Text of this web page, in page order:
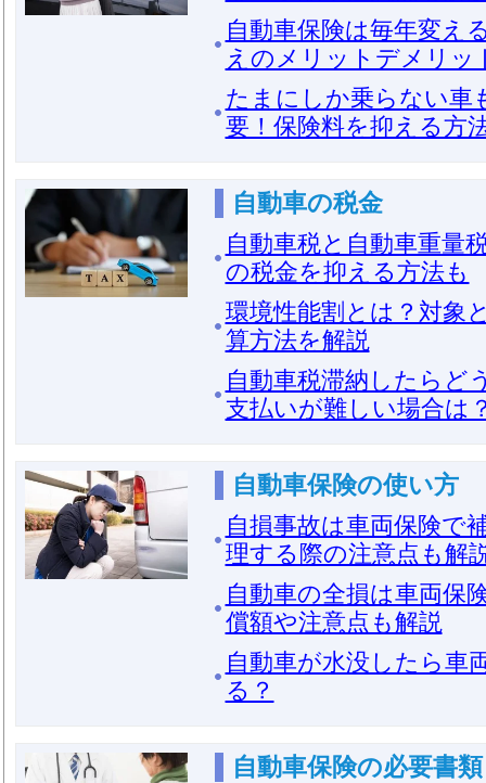
自動車保険は毎年変え
えのメリットデメリッ
たまにしか乗らない車
要！保険料を抑える方
自動車の税金
自動車税と自動車重量
の税金を抑える方法も
環境性能割とは？対象
算方法を解説
自動車税滞納したらど
支払いが難しい場合は
自動車保険の使い方
自損事故は車両保険で
理する際の注意点も解
自動車の全損は車両保
償額や注意点も解説
自動車が水没したら車
る？
自動車保険の必要書類